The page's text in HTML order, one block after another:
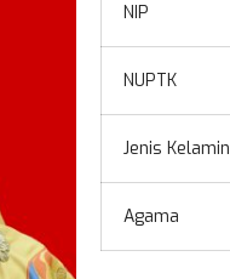
NIP
NUPTK
Jenis Kelamin
Agama